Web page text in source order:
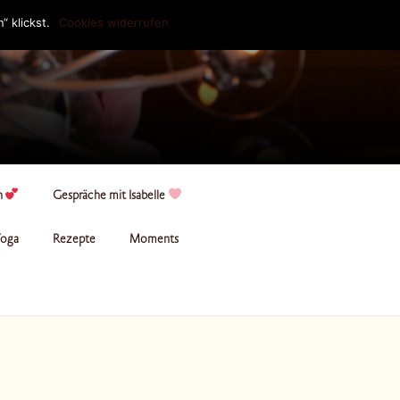
Gespräche mit Isabelle
Rezepte Moments
klickst. Cookies widerrufen